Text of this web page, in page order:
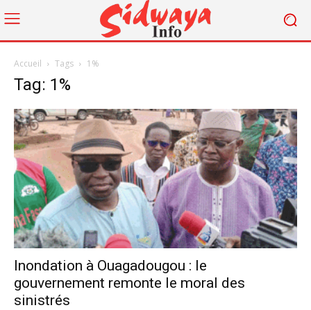
Accueil Tags 1%
Tag: 1%
Inondation à Ouagadougou : le
gouvernement remonte le moral des
sinistrés